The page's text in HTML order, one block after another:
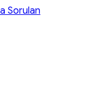
Sorulan